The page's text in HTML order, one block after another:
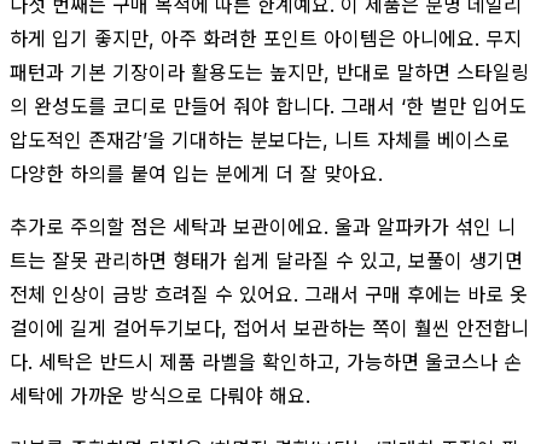
하게 입기 좋지만, 아주 화려한 포인트 아이템은 아니에요. 무지
패턴과 기본 기장이라 활용도는 높지만, 반대로 말하면 스타일링
의 완성도를 코디로 만들어 줘야 합니다. 그래서 ‘한 벌만 입어도
압도적인 존재감’을 기대하는 분보다는, 니트 자체를 베이스로
다양한 하의를 붙여 입는 분에게 더 잘 맞아요.
추가로 주의할 점은 세탁과 보관이에요. 울과 알파카가 섞인 니
트는 잘못 관리하면 형태가 쉽게 달라질 수 있고, 보풀이 생기면
전체 인상이 금방 흐려질 수 있어요. 그래서 구매 후에는 바로 옷
걸이에 길게 걸어두기보다, 접어서 보관하는 쪽이 훨씬 안전합니
다. 세탁은 반드시 제품 라벨을 확인하고, 가능하면 울코스나 손
세탁에 가까운 방식으로 다뤄야 해요.